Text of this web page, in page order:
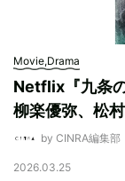
Movie,Drama
Netflix『九条
柳楽優弥、松
by CINRA編集部
2026.03.25